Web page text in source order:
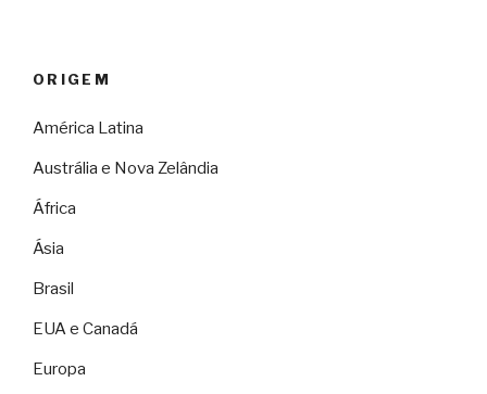
ORIGEM
América Latina
Austrália e Nova Zelândia
África
Ásia
Brasil
EUA e Canadá
Europa